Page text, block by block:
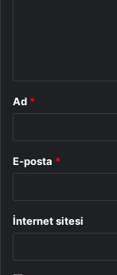
Ad *
E-posta *
İnternet sitesi